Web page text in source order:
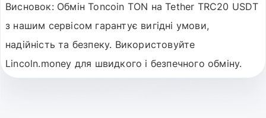
Висновок:Обмін Toncoin TON на Tether TRC20 USDT
з нашим сервісом гарантує вигідні умови,
надійність та безпеку. Використовуйте
Lincoln.money для швидкого і безпечного обміну.